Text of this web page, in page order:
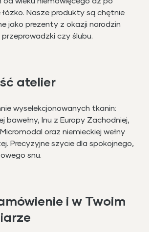
łóżko. Nasze produkty są chętnie
jako prezenty z okazji narodzin
czy ślubu.
atelier
wyselekcjonowanych tkanin:
bawełny, lnu z Europy Zachodniej,
oraz niemieckiej wełny
Precyzyjne szycie dla spokojnego,
snu.
i w Twoim